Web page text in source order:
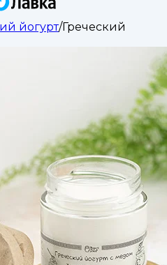
йогурт/Греческий